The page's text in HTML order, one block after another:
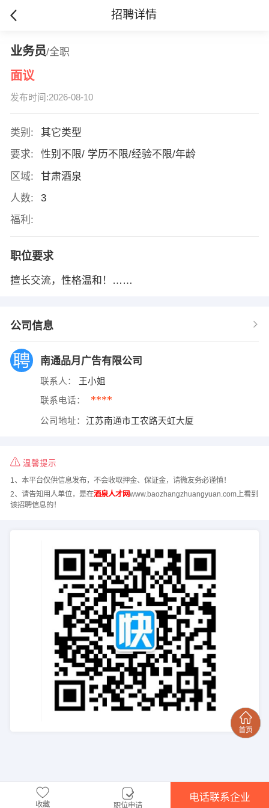
招聘详情
业务员/全职
面议
发布时间:2026-08-10
类别:
其它类型
要求:
性别不限/ 学历不限/经验不限/年龄
区域:
甘肃酒泉
人数:
3
福利:
职位要求
擅长交流，性格温和！……
公司信息
南通品月广告有限公司
联系人： 王小姐
联系电话： ****
公司地址： 江苏南通市工农路天虹大厦
温馨提示
1、本平台仅供信息发布，不会收取押金、保证金，请微友务必谨慎！
2、请告知用人单位，是在酒泉人才网www.baozhangzhuangyuan.com上看到
该招聘信息的！
收藏 职位申请
电话联系企业